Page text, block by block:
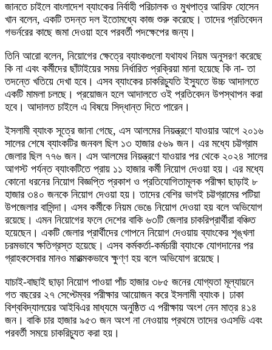
জানতে চাইলে বাংলাদেশ ব্যাংকের নির্বাহী পরিচালক ও মুখপাত্র আরিফ হোসেন
খান বলেন, একটি তদন্ত দল ইতোমধ্যে কাজ শুরু করেছে। তাদের প্রতিবেদন
গভর্নরের কাছে জমা দেওয়া হবে পরবর্তী পদক্ষেপের জন্য।
তিনি আরো বলেন, নিয়োগের ক্ষেত্রে ব্যাংকগুলো যথাযথ নিয়ম অনুসরণ করেছে
কি না এবং কর্মীদের ছাঁটাইয়ের সময় নির্ধারিত প্রক্রিয়া মানা হয়েছে কি না- তা
তদন্তে খতিয়ে দেখা হবে। এসব ব্যাংকের চাকরিচ্যুতি ইস্যুতে উচ্চ আদালতে
একটি মামলা চলছে। প্রয়োজন হলে আদালতে ওই প্রতিবেদন উপস্থাপন করা
হবে। আদালত চাইলে এ বিষয়ে সিদ্ধান্ত দিতে পারেন।
ইসলামী ব্যাংক সূত্রে জানা গেছে, এস আলমের নিয়ন্ত্রণে যাওয়ার আগে ২০১৬
সালের শেষে ব্যাংকটির জনবল ছিল ১৩ হাজার ৫৬৯ জন। এর মধ্যে চট্টগ্রাম
জেলার ছিল ৭৭৬ জন। এস আলমের নিয়ন্ত্রণে যাওয়ার পর থেকে ২০২৪ সালের
আগস্ট পর্যন্ত ব্যাংকটিতে প্রায় ১১ হাজার কর্মী নিয়োগ দেওয়া হয়। এর মধ্যে
কোনো ধরনের নিয়োগ বিজ্ঞপ্তি প্রকাশ ও প্রতিযোগিতামূলক পরীক্ষা ছাড়াই ৮
হাজার ৩৪০ জনকে নিয়োগ দেওয়া হয়। তাদের বেশির ভাগই চট্টগ্রামের পটিয়া
উপজেলার বাসিন্দা। এসব কর্মীকে নিয়ম ভেঙে নিয়োগ দেওয়া হয় বলে অভিযোগ
রয়েছে। এমন নিয়োগের ফলে দেশের বাকি ৬৩টি জেলার চাকরিপ্রার্থীরা বঞ্চিত
হয়েছেন। একটি জেলার প্রার্থীদের গোপনে নিয়োগ দেওয়ায় ব্যাংকের শৃঙ্খলা
চরমভাবে ক্ষতিগ্রস্ত হয়েছে। এসব কর্মকর্তা-কর্মচারী ব্যাংকে যোগদানের পর
গ্রাহকসেবার মানও মারাত্মকভাবে ক্ষুণ্ণ হয় বলে অভিযোগ রয়েছে।
যাচাই-বাছাই ছাড়া নিয়োগ পাওয়া পাঁচ হাজার ৩৮৫ জনের যোগ্যতা মূল্যায়নে
গত বছরের ২৭ সেপ্টেম্বর পরীক্ষার আয়োজন করে ইসলামী ব্যাংক। ঢাকা
বিশ্ববিদ্যালয়ের আইবিএর মাধ্যমে অনুষ্ঠিত এ পরীক্ষায় অংশ নেন মাত্র ৪১৪
জন। বাকি চার হাজার ৯৫৩ জন অংশ না নেওয়ায় প্রথমে তাদের ওএসডি এবং
পরবর্তী সময়ে চাকরিচ্যুত করা হয়।